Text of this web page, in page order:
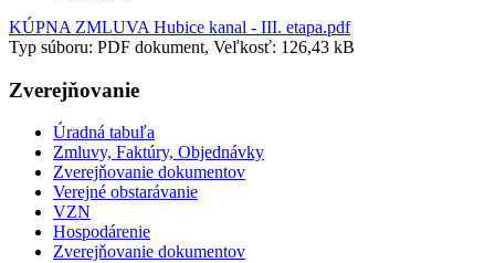
KÚPNA ZMLUVA Hubice kanal - III. etapa.pdf
Typ súboru: PDF dokument, Veľkosť: 126,43 kB
Zverejňovanie
Úradná tabuľa
Zmluvy, Faktúry, Objednávky
Zverejňovanie dokumentov
Verejné obstarávanie
VZN
Hospodárenie
Zverejňovanie dokumentov